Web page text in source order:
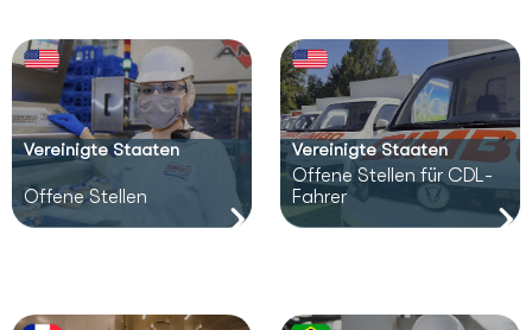
Vereinigte Staaten
Offene Stellen
Vereinigte Staaten
Offene Stellen für CDL-
Fahrer